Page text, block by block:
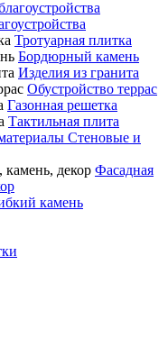
Тротуарная плитка
Бордюрный камень
Изделия из гранита
Обустройство террас
Газонная решетка
Тактильная плита
Стеновые и
Фасадная
камень